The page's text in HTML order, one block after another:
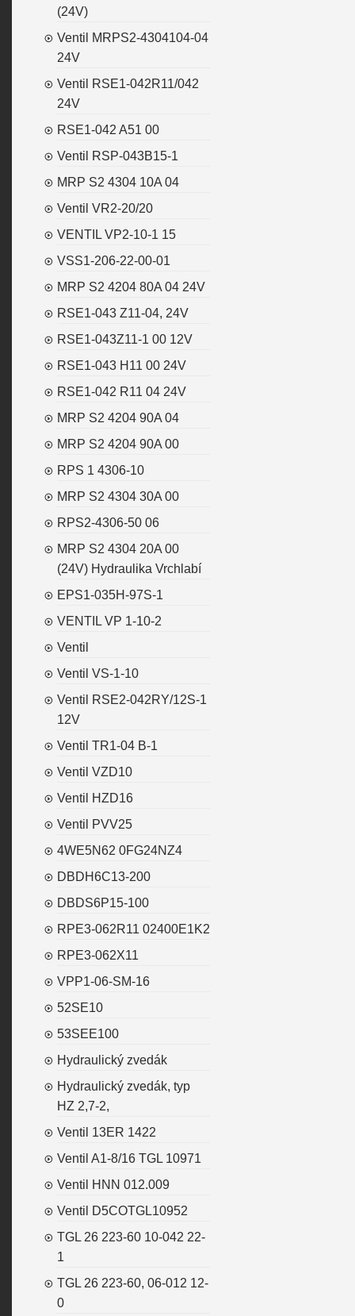
(24V)
Ventil MRPS2-4304104-04
24V
Ventil RSE1-042R11/042
24V
RSE1-042 A51 00
Ventil RSP-043B15-1
MRP S2 4304 10A 04
Ventil VR2-20/20
VENTIL VP2-10-1 15
VSS1-206-22-00-01
MRP S2 4204 80A 04 24V
RSE1-043 Z11-04, 24V
RSE1-043Z11-1 00 12V
RSE1-043 H11 00 24V
RSE1-042 R11 04 24V
MRP S2 4204 90A 04
MRP S2 4204 90A 00
RPS 1 4306-10
MRP S2 4304 30A 00
RPS2-4306-50 06
MRP S2 4304 20A 00
(24V) Hydraulika Vrchlabí
EPS1-035H-97S-1
VENTIL VP 1-10-2
Ventil
Ventil VS-1-10
Ventil RSE2-042RY/12S-1
12V
Ventil TR1-04 B-1
Ventil VZD10
Ventil HZD16
Ventil PVV25
4WE5N62 0FG24NZ4
DBDH6C13-200
DBDS6P15-100
RPE3-062R11 02400E1K2
RPE3-062X11
VPP1-06-SM-16
52SE10
53SEE100
Hydraulický zvedák
Hydraulický zvedák, typ
HZ 2,7-2,
Ventil 13ER 1422
Ventil A1-8/16 TGL 10971
Ventil HNN 012.009
Ventil D5COTGL10952
TGL 26 223-60 10-042 22-
1
TGL 26 223-60, 06-012 12-
0